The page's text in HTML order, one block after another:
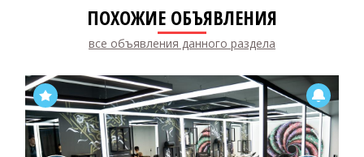
ПОХОЖИЕ ОБЪЯВЛЕНИЯ
все объявления данного раздела